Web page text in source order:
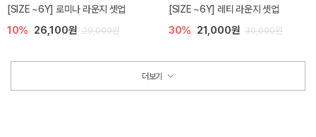
[SIZE ~6Y] 로미나 라운지 셋업
10% 26,100원 29,000원
[SIZE ~6Y] 레티 라운지 셋업
30% 21,000원 30,000원
더보기